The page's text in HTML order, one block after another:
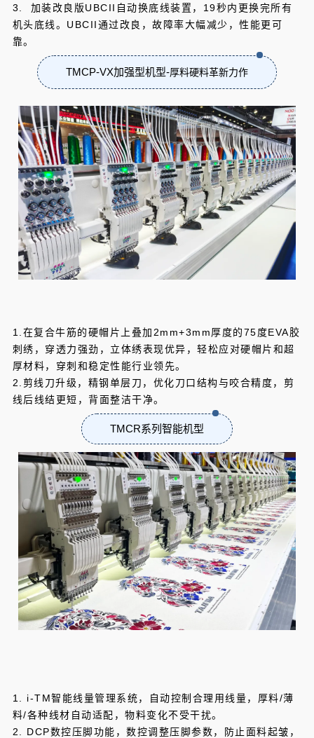
3. 加装改良版UBCII自动换底线装置，19秒内更换完所有
机头底线。UBCII通过改良，故障率大幅减少，性能更可
靠。
TMCP-VX加强型机型-厚料硬料革新力作
1.在复合牛筋的硬帽片上叠加2mm+3mm厚度的75度EVA胶
刺绣，穿透力强劲，立体绣表现优异，轻松应对硬帽片和超
厚材料，穿刺和稳定性能行业领先。
2.剪线刀升级，精钢单层刀，优化刀口结构与咬合精度，剪
线后线结更短，背面整洁干净。
TMCR系列智能机型
1. i-TM智能线量管理系统，自动控制合理用线量，厚料/薄
料/各种线材自动适配，物料变化不受干扰。
2. DCP数控压脚功能，数控调整压脚参数，防止面料起皱，